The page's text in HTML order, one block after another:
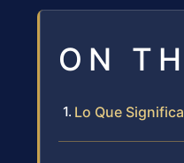
ON
Lo Que